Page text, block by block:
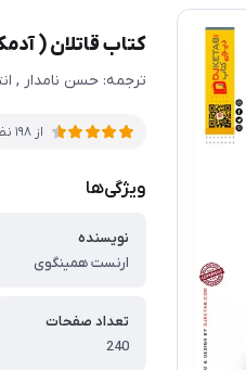
کتاب قاتلان (
ترجمه: حسن نامدار ,
از198
ویژگی‌ها
نویسنده
ارنست همینگوی
تعداد صفحات
240